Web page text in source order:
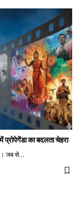
का बदलता चेहरा
जब से…